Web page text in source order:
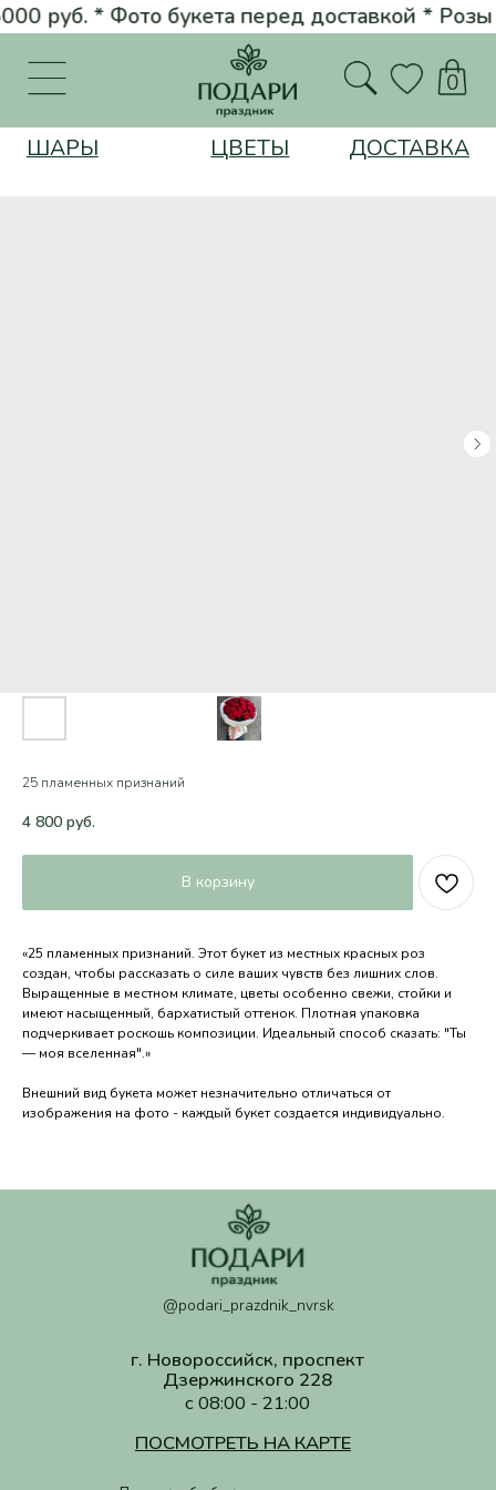
руб. * Фото букета перед доставкой * Розы от 100 руб. *
ДОСТАВКА
ЦВЕТЫ
25 пламенных признаний
25 пламенных признаний
4 800 руб.
В корзину
«25 пламенных признаний. Этот букет из местных красных роз
создан, чтобы рассказать о силе ваших чувств без лишних слов.
Выращенные в местном климате, цветы особенно свежи, стойки и
имеют насыщенный, бархатистый оттенок. Плотная упаковка
подчеркивает роскошь композиции. Идеальный способ сказать: "Ты
— моя вселенная".»
Внешний вид букета может незначительно отличаться от
изображения на фото - каждый букет создается индивидуально.
Согласие на рекламную рассылку
Согласие на обработку персональных данных
г. Новороссийск, проспект
Дзержинского 228
ПОСМОТРЕТЬ НА КАРТЕ
c 08:00 - 21:00